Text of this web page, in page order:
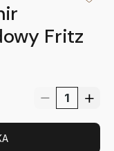
Fritz